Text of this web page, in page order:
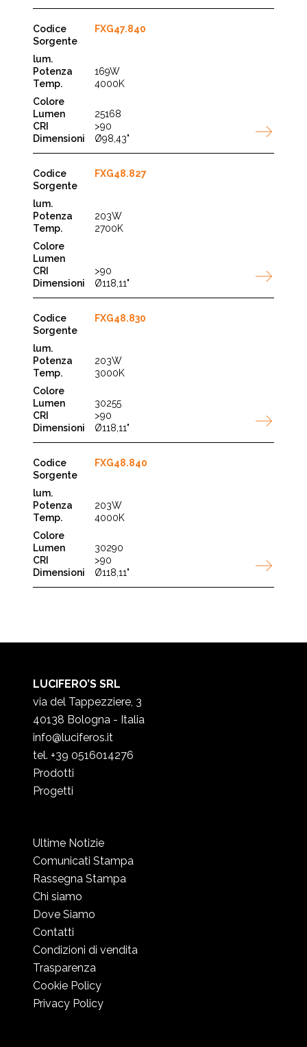
FXG47.840
169W
4000K
25168
>90
Ø98,43"
FXG48.827
203W
2700K
>90
Ø118,11"
FXG48.830
203W
3000K
30255
>90
Ø118,11"
FXG48.840
203W
4000K
30290
>90
Ø118,11"
LUCIFERO’S SRL
via del Tappezziere, 3
40138 Bologna - Italia
info@luciferos.it
tel. +39 0516014276
Prodotti
Progetti
Ultime Notizie
Comunicati Stampa
Rassegna Stampa
Chi siamo
Dove Siamo
Contatti
Condizioni di vendita
Trasparenza
Cookie Policy
Privacy Policy